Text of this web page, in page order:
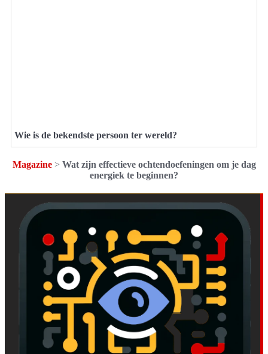
Wie is de bekendste persoon ter wereld?
Magazine> Wat zijn effectieve ochtendoefeningen om je dag
energiek te beginnen?